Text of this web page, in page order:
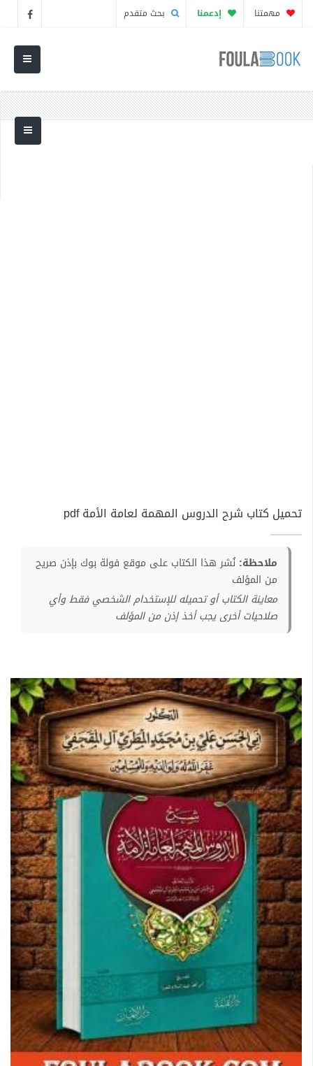
مهمتنا إدعمنا بحث متقدم
تحميل كتاب شرح الدروس المهمة لعامة الأمة pdf
ملاحظة: نُشر هذا الكتاب على موقع فولة بوك بإذن صريح
من المؤلف
معاينة الكتاب أو تحميله للإستخدام الشخصي فقط وأي
صلاحيات أخرى يجب أخذ إذن من المؤلف